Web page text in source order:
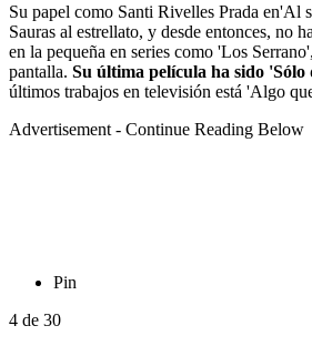
Su papel como Santi Rivelles Prada en'Al
Sauras al estrellato, y desde entonces, no
en la pequeña en series como 'Los
pantalla. Su última película ha sido 'Sólo
últimos trabajos en televisión está 'Algo
Advertisement - Continue Reading Below
Pin
4 de 30